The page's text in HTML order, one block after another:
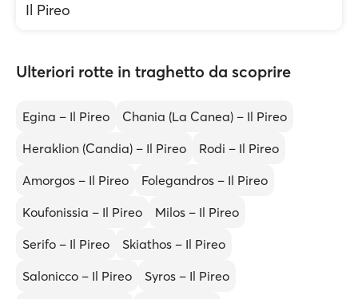
Il Pireo
Ulteriori rotte in traghetto da scoprire
Egina – Il Pireo
Chania (La Canea) – Il Pireo
Heraklion (Candia) – Il Pireo
Rodi – Il Pireo
Amorgos – Il Pireo
Folegandros – Il Pireo
Koufonissia – Il Pireo
Milos – Il Pireo
Serifo – Il Pireo
Skiathos – Il Pireo
Salonicco – Il Pireo
Syros – Il Pireo